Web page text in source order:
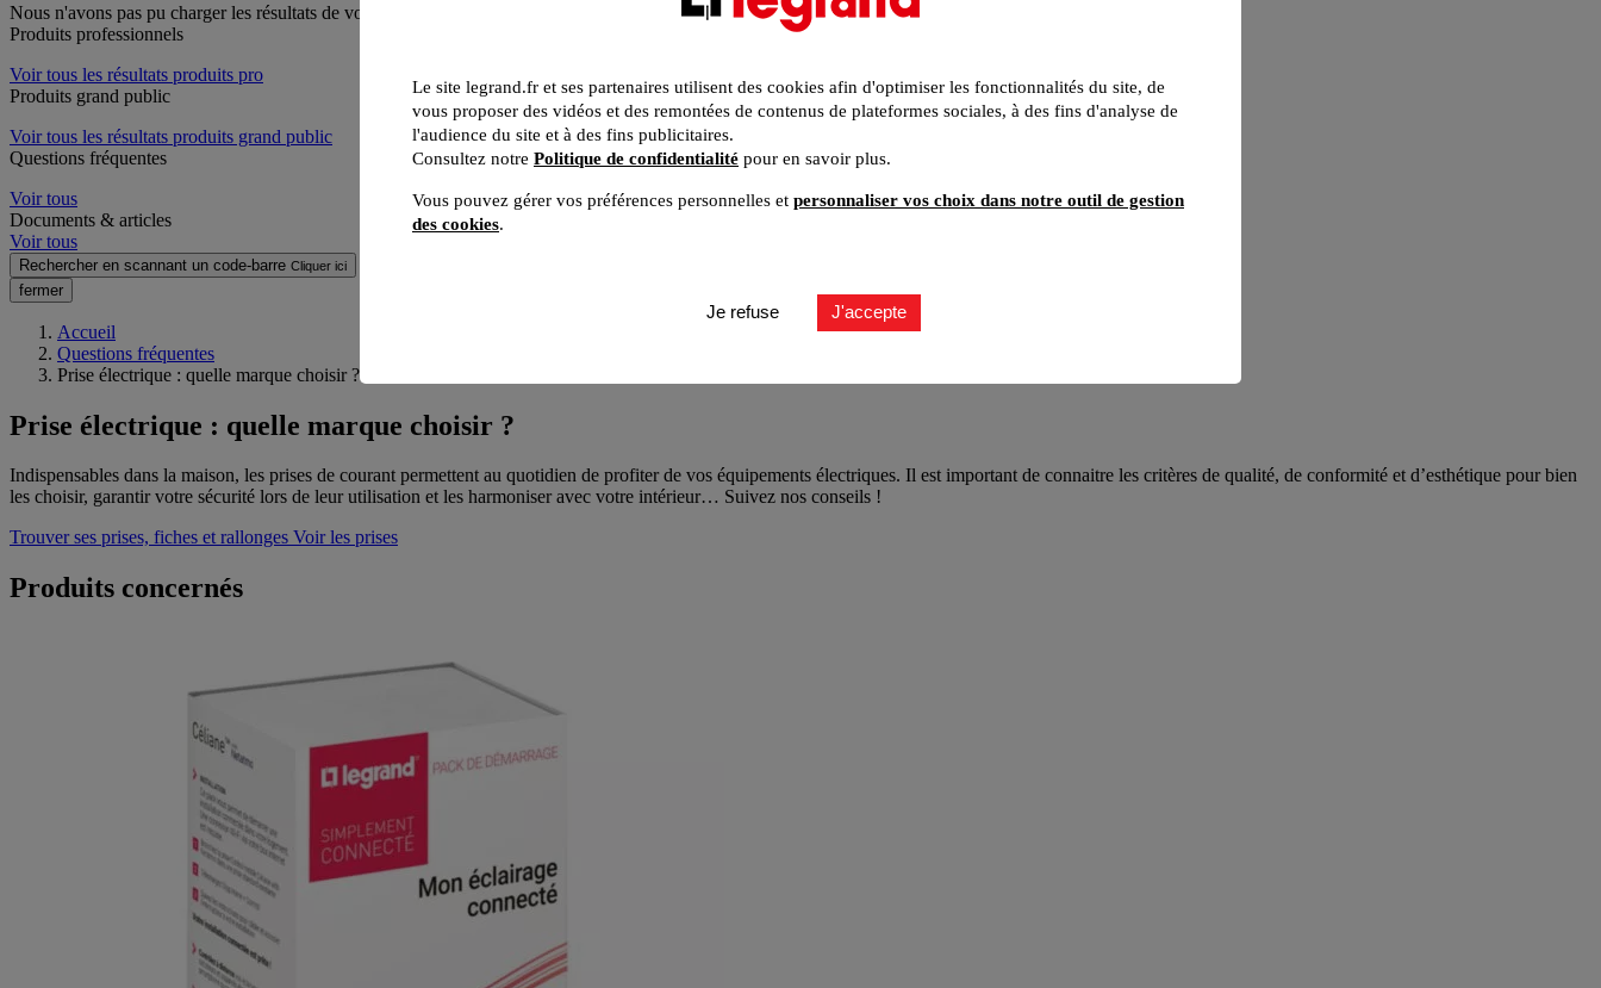
Nous n'avons pas pu charger les résultats de votre recherche
Produits professionnels
Voir tous les résultats produits pro
Produits grand public
Voir tous les résultats produits grand public
Questions fréquentes
Voir tous
Documents & articles
Voir tous
Rechercher en scannant un code-barre Cliquer ici
fermer
Accueil
Questions fréquentes
Prise électrique : quelle marque choisir ?
Prise électrique : quelle marque choisir ?
Indispensables dans la maison, les prises de courant permettent au quotidien de profiter de vos équipements électriques. Il est important de connaitre les critères de qualité, de conformité et d’esthétique pour bien
les choisir, garantir votre sécurité lors de leur utilisation et les harmoniser avec votre intérieur… Suivez nos conseils !
Trouver ses prises, fiches et rallonges Voir les prises
Produits concernés
Le site legrand.fr et ses partenaires utilisent des cookies afin d'optimiser les fonctionnalités du site, de
vous proposer des vidéos et des remontées de contenus de plateformes sociales, à des fins d'analyse de
l'audience du site et à des fins publicitaires.
Consultez notre Politique de confidentialité pour en savoir plus.
Vous pouvez gérer vos préférences personnelles et personnaliser vos choix dans notre outil de gestion
des cookies.
Je refuse J'accepte